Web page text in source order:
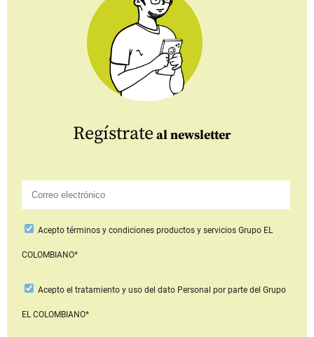
Regístrate al newsletter
Aceptotérminos y condiciones productos y serviciosGrupo EL
COLOMBIANO*
Acepto el tratamiento y uso del dato Personal por parte del Grupo
EL COLOMBIANO*